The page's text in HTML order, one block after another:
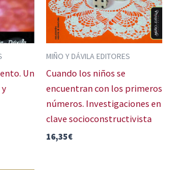
Un
y
MIÑO Y DÁVILA EDITORES
Cuando los niños se
encuentran con los primeros
números. Investigaciones en
clave socioconstructivista
16,35€